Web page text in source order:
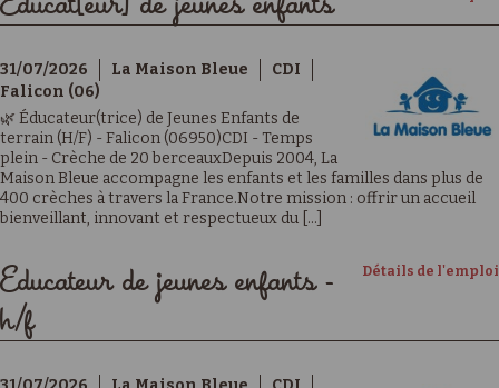
31/07/2026 La Maison Bleue
CDI
Falicon (06)
🌿 Éducateur(trice) de Jeunes Enfants de
terrain (H/F) - Falicon (06950)CDI - Temps
plein - Crèche de 20 berceauxDepuis 2004, La
Maison Bleue accompagne les enfants et les familles dans plus de
400 crèches à travers la France.Notre mission : offrir un accueil
bienveillant, innovant et respectueux du [...]
Détails de l'emploi
Educateur de jeunes enfants -
h/f